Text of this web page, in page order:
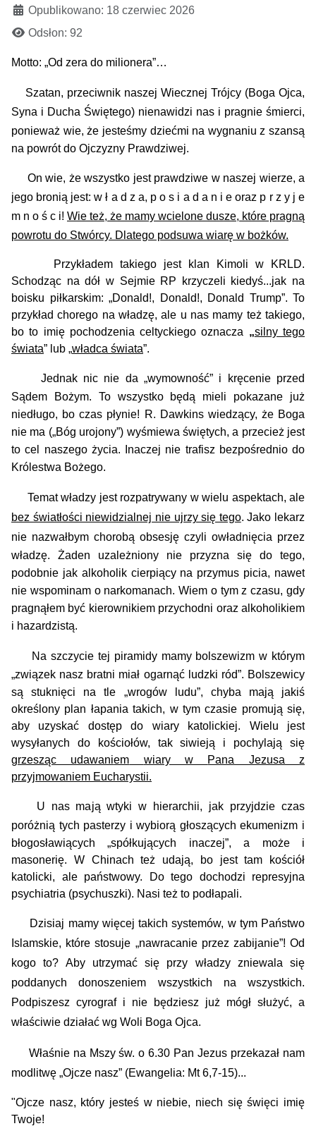
Opublikowano: 18 czerwiec 2026
Odsłon: 92
Motto: „Od zera do milionera”…
Szatan, przeciwnik naszej Wiecznej Trójcy (Boga Ojca,
Syna i Ducha Świętego) nienawidzi nas i pragnie śmierci,
ponieważ wie, że jesteśmy dziećmi na wygnaniu z szansą
na powrótdo Ojczyzny Prawdziwej.
On wie, że wszystko jest prawdziwe w naszej wierze, a
jego bronią jest: w ł a d z a, p o s i a d a n i e oraz p r z y j e
m n o ś c i! Wie też, że mamy wcielone dusze, które pragną
powrotu do Stwórcy. Dlatego podsuwa wiarę w bożków.
Przykładem takiego jest klan Kimoli w KRLD.
Schodząc na dół w Sejmie RP krzyczeli kiedyś...jak na
boisku piłkarskim: „Donald!, Donald!, Donald Trump”. To
przykład chorego na władzę, ale u nas mamy też takiego,
bo to imię pochodzenia celtyckiego oznacza „silny tego
świata” lub „władca świata”.
Jednak nic nie da „wymowność” i kręcenie przed
Sądem Bożym. To wszystko będą mieli pokazane już
niedługo, bo czas płynie! R. Dawkins wiedzący, że Boga
nie ma („Bóg urojony”) wyśmiewa świętych,a przecież jest
to cel naszego życia. Inaczej nie trafisz bezpośrednio do
Królestwa Bożego.
Temat władzy jest rozpatrywany w wielu aspektach, ale
bez światłości niewidzialnej nie ujrzy się tego. Jako lekarz
nie nazwałbym chorobą obsesję czyli owładnięcia przez
władzę.
Żaden uzależniony nie przyzna się do tego,
podobnie jak alkoholik cierpiący na przymus picia, nawet
nie wspominam o narkomanach. Wiem o tym z czasu, gdy
pragnąłem być kierownikiem przychodni oraz alkoholikiem
i hazardzistą.
Na szczycie tej piramidy mamy bolszewizm w którym
„związek nasz bratni miał ogarnąć ludzki ród”. Bolszewicy
są stuknięci na tle „wrogów ludu”, chyba mają
jakiś
określony plan łapania takich, w tym czasie promują się,
aby uzyskać dostęp do wiary katolickiej. Wiel u jest
wysyłanych do kościołów, tak siwieją i pochylają się
grzesząc udawaniem wiary w Pana Jezusaz
przyjmowaniem Eucharystii.
U nas mają wtyki w hierarchii, jak przyjdzie czas
poróżnią tych pasterzy i wybiorą głoszących ekumenizm i
błogosławiących „spółkujących inaczej”, a może i
masonerię. W Chinach też udają, bo jest tam kościół
katolicki, ale państwowy.
Do tego dochodzi represyjna
psychiatria (psychuszki). Nasi też to podłapali.
Dzisiaj mamy więcej takich systemów, w tym Państwo
Islamskie, które stosuje „nawracanie przez zabijanie”! Od
kogo to? Aby utrzymać się przy władzy zniewala się
poddanych donoszeniem wszystkich na wszystkich.
Podpiszesz cyrograf i nie będziesz już mógł służyć, a
właściwie działać wg Woli Boga Ojca.
Właśnie na Mszy św. o 6.30 Pan Jezus przekazał nam
modlitwę „Ojcze nasz” (Ewangelia: Mt6,7-15)...
"Ojcze nasz, który jesteś w niebie, niech się święci imię
Twoje!